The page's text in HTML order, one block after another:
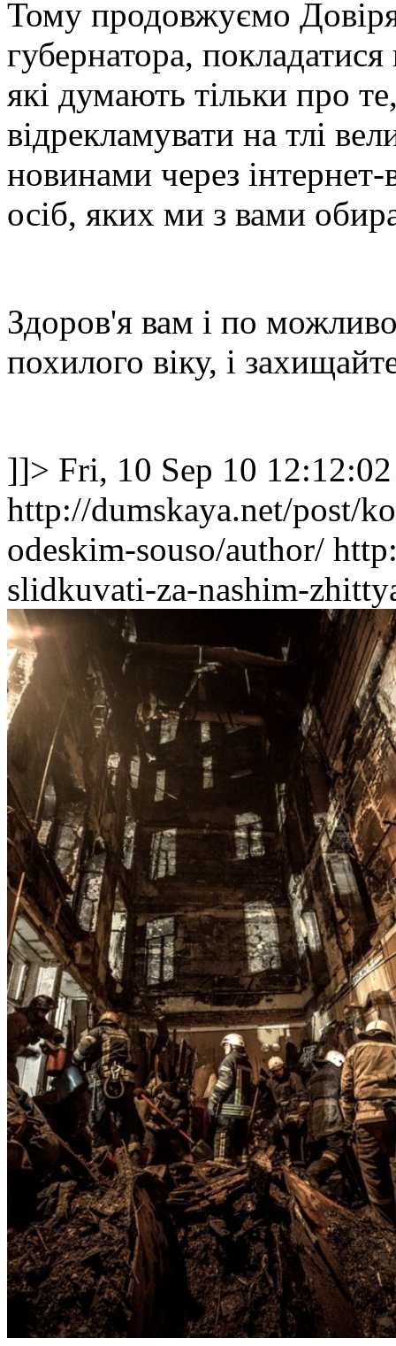
Тому продовжуємо
губернатора,
які думають тільки про
відрекламувати на тлі
новинами через
осіб, яких ми з вами
Здоров'я вам і по
похилого віку, і
]]> Fri, 10 Sep 10
http://dumskaya.net/post/
odeskim-souso/author/
slidkuvati-za-nashim-